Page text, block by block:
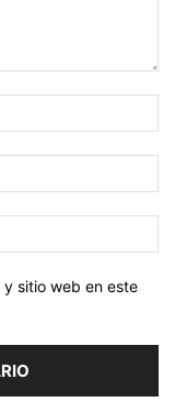
sitio web en este